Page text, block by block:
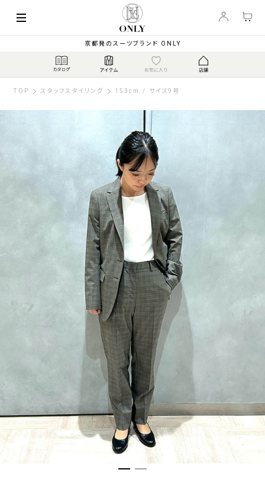
京都発のスーツブランド ONLY
TOP スタッフスタイリング 153cm / サイズ9号